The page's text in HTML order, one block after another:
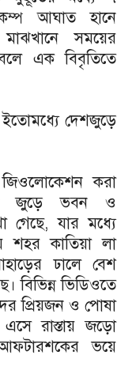
আঘাত হানে
সময়ের
এক বিবৃতিতে
ইতোমধ্যে দেশজুড়ে
জিওলোকেশন করা
জুড়ে ভবন ও
গেছে, যার মধ্যে
শহর কাতিয়া লা
ঢালে বেশ
বিভিন্ন ভিডিওতে
প্রিয়জন ও পোষা
রাস্তায় জড়ো
ভয়ে